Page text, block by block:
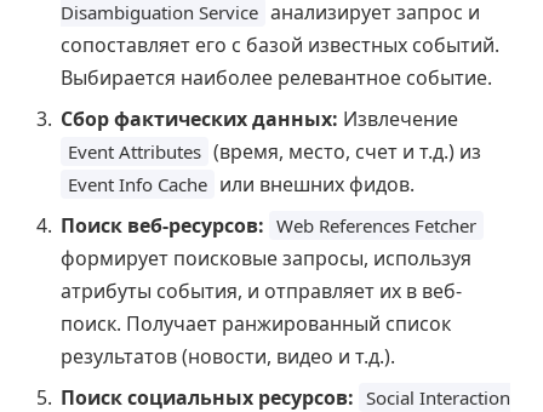
Disambiguation Service анализирует запрос и
сопоставляет его с базой известных событий.
Выбирается наиболее релевантное событие.
Сбор фактических данных: Извлечение
Event Attributes (время, место, счет и т.д.) из
Event Info Cache или внешних фидов.
Поиск веб-ресурсов: Web References Fetcher
формирует поисковые запросы, используя
атрибуты события, и отправляет их в веб-
поиск. Получает ранжированный список
результатов (новости, видео и т.д.).
Поиск социальных ресурсов: Social Interaction